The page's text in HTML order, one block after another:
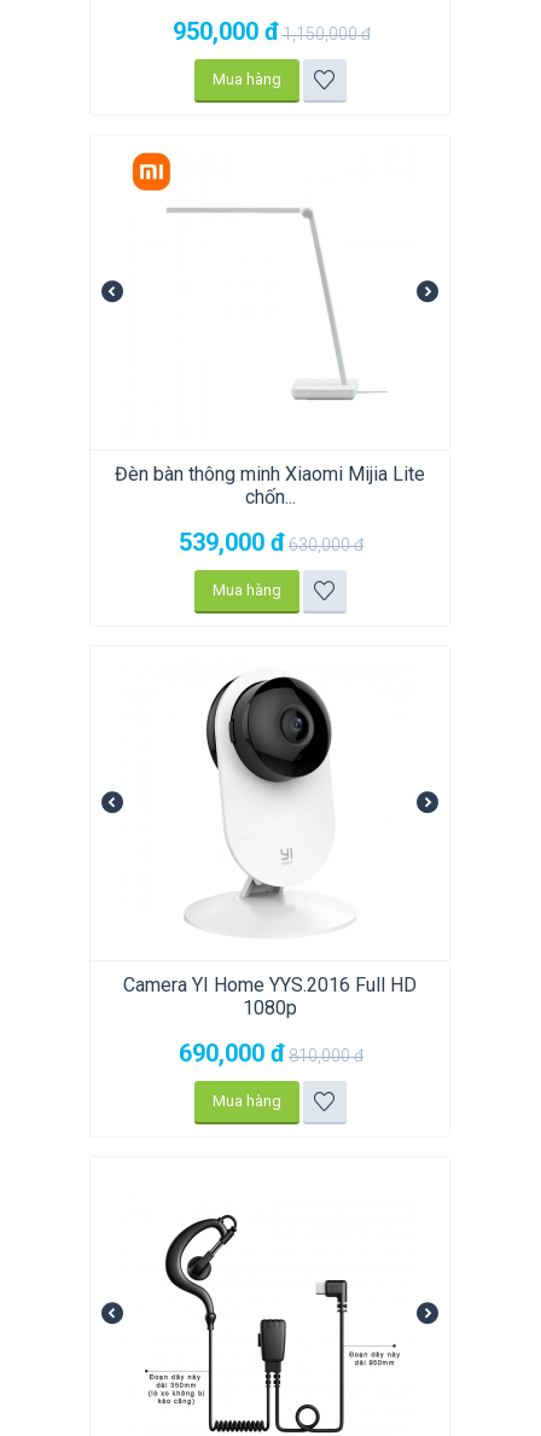
950,000 đ1,150,000đ
Mua hàng
Đèn bàn thông minh Xiaomi Mijia Lite
chốn...
539,000 đ630,000đ
Mua hàng
Camera YI Home YYS.2016 Full HD
1080p
690,000 đ810,000đ
Mua hàng